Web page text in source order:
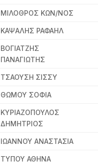
ΜΙΛΟΘΡΟΣ ΚΩΝ/ΝΟΣ
ΚΑΨΑΛΗΣ ΡΑΦΑΗΛ
ΒΟΓΙΑΤΖΗΣ
ΠΑΝΑΓΙΩΤΗΣ
ΤΣΑΟΥΣΗ ΣΙΣΣΥ
ΘΩΜΟΥ ΣΟΦΙΑ
ΚΥΡΙΑΖΟΠΟΥΛΟΣ
ΔΗΜΗΤΡΙΟΣ
ΙΩΑΝΝΟΥ ΑΝΑΣΤΑΣΙΑ
ΤΥΠΟΥ ΑΘΗΝΑ